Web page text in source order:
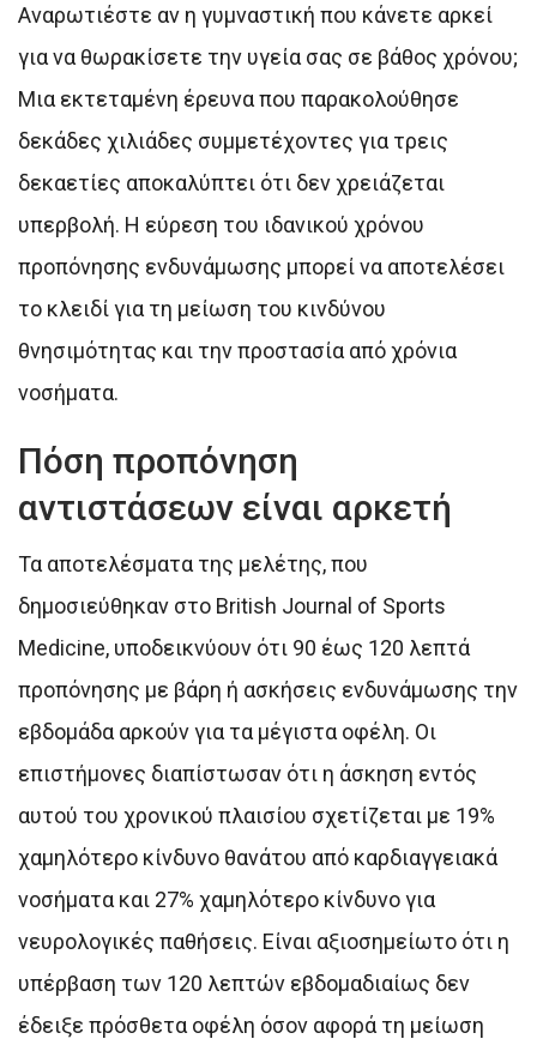
Αναρωτιέστε αν η γυμναστική που κάνετε αρκεί
για να θωρακίσετε την υγεία σας σε βάθος χρόνου;
Μια εκτεταμένη έρευνα που παρακολούθησε
δεκάδες χιλιάδες συμμετέχοντες για τρεις
δεκαετίες αποκαλύπτει ότι δεν χρειάζεται
υπερβολή. Η εύρεση του ιδανικού χρόνου
προπόνησης ενδυνάμωσης μπορεί να αποτελέσει
το κλειδί για τη μείωση του κινδύνου
θνησιμότητας και την προστασία από χρόνια
νοσήματα.
Πόση προπόνηση
αντιστάσεων είναι αρκετή
Τα αποτελέσματα της μελέτης, που
δημοσιεύθηκαν στο British Journal of Sports
Medicine, υποδεικνύουν ότι 90 έως 120 λεπτά
προπόνησης με βάρη ή ασκήσεις ενδυνάμωσης την
εβδομάδα αρκούν για τα μέγιστα οφέλη. Οι
επιστήμονες διαπίστωσαν ότι η άσκηση εντός
αυτού του χρονικού πλαισίου σχετίζεται με 19%
χαμηλότερο κίνδυνο θανάτου από καρδιαγγειακά
νοσήματα και 27% χαμηλότερο κίνδυνο για
νευρολογικές παθήσεις. Είναι αξιοσημείωτο ότι η
υπέρβαση των 120 λεπτών εβδομαδιαίως δεν
έδειξε πρόσθετα οφέλη όσον αφορά τη μείωση